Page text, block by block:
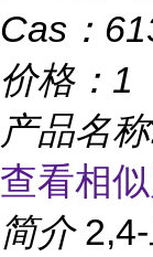
Cas：
价格： 1
产品名称
查看相
简介